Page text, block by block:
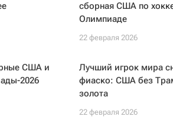
сборная США по
Олимпиаде
22 февраля 2026
США и
2026
Лучший игрок мира
фиаско: США без
золота
22 февраля 2026